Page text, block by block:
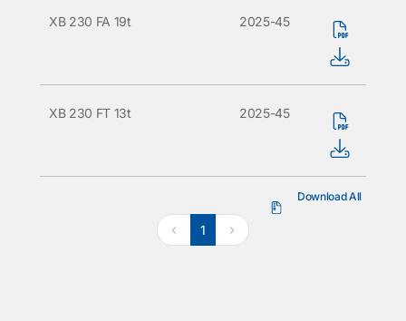
XB 230 FA 19t 2025-45
XB 230 FT 13t 2025-45
1
Download All